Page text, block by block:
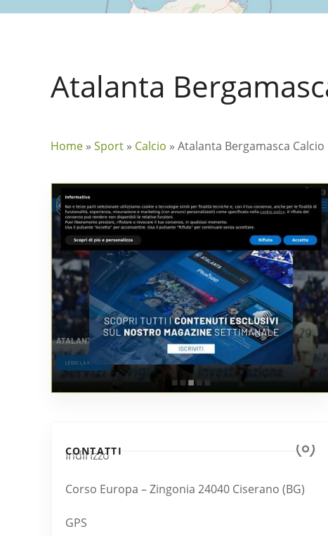
Atalanta
Home » Sport » Calcio » Atalanta Bergamasca Calcio
CONTATTI
Indirizzo
Corso Europa – Zingonia 24040 Ciserano (BG)
GPS